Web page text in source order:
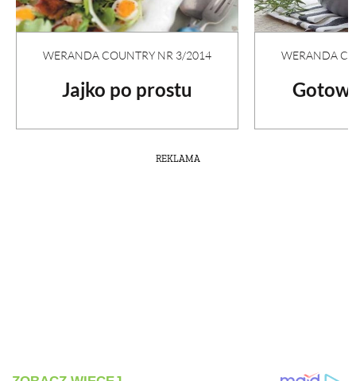
WERANDA COUNTRY NR 3/2014
Jajko po prostu
WERANDA
REKLAMA